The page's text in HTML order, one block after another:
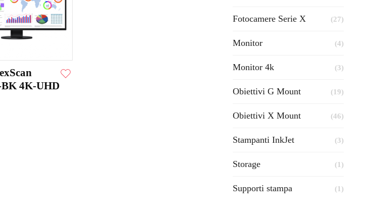
4K-UHD
Fotocamere Serie X (27)
Monitor (4)
Monitor 4k (3)
Obiettivi G Mount (19)
Obiettivi X Mount (46)
Stampanti InkJet (3)
Storage (1)
Supporti stampa (1)